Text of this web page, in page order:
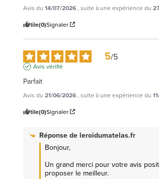
Avis du 14/07/2026, suite à une expérience du
Utile(0)Signaler
5/5
Avis vérifié
Parfait
Avis du 21/06/2026, suite à une expérience du
Utile(0)Signaler
Réponse deleroidumatelas.fr
Bonjour,
Un grand merci pour votre avis
proposer le meilleur.